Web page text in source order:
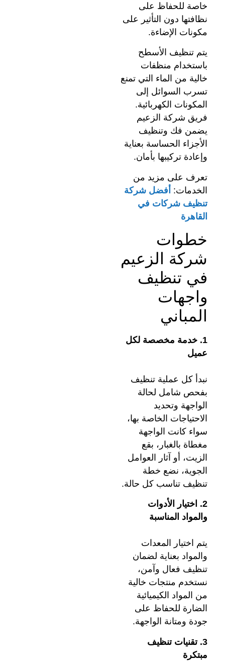
خاصة للحفاظ على
نظافتها دون التأثير على
مكونات الإضاءة.
يتم تنظيف الأسطح
باستخدام منظفات
خالية من الماء التي تمنع
تسرب السوائل إلى
المكونات الكهربائية.
فريق شركة الزعيم
يضمن فك وتنظيف
الأجزاء الحساسة بعناية
وإعادة تركيبها بأمان.
تعرف على مزيد من
الخدمات: أفضل شركة
تنظيف شركات في
القاهرة
خطوات
شركة الزعيم
في تنظيف
واجهات
المباني
1. خدمة مخصصة لكل
عميل
نبدأ كل عملية تنظيف
بفحص شامل لحالة
الواجهة وتحديد
الاحتياجات الخاصة بها،
سواء كانت الواجهة
مغطاة بالغبار، بقع
الزيت، أو آثار العوامل
الجوية، نضع خطة
تنظيف تناسب كل حالة.
2. اختيار الأدوات
والمواد المناسبة
يتم اختيار المعدات
والمواد بعناية لضمان
تنظيف فعال وآمن،
نستخدم منتجات خالية
من المواد الكيميائية
الضارة للحفاظ على
جودة ومتانة الواجهة.
3. تقنيات تنظيف
مبتكرة